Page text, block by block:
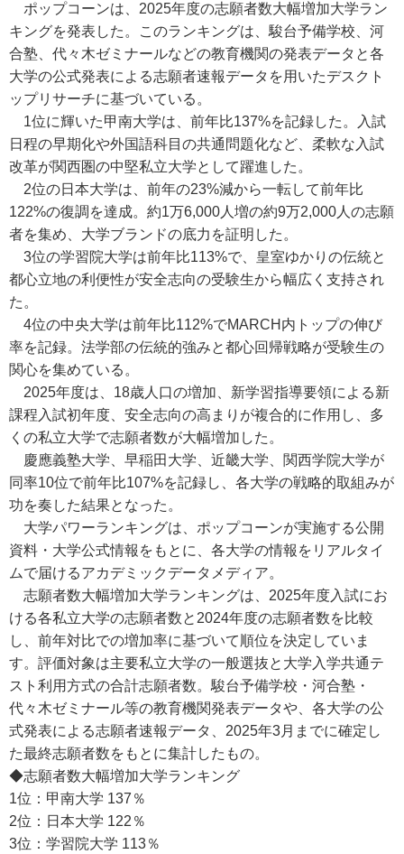
ポップコーンは、2025年度の志願者数大幅増加大学ラン
キングを発表した。このランキングは、駿台予備学校、河
合塾、代々木ゼミナールなどの教育機関の発表データと各
大学の公式発表による志願者速報データを用いたデスクト
ップリサーチに基づいている。
1位に輝いた甲南大学は、前年比137%を記録した。入試
日程の早期化や外国語科目の共通問題化など、柔軟な入試
改革が関西圏の中堅私立大学として躍進した。
2位の日本大学は、前年の23%減から一転して前年比
122%の復調を達成。約1万6,000人増の約9万2,000人の志願
者を集め、大学ブランドの底力を証明した。
3位の学習院大学は前年比113%で、皇室ゆかりの伝統と
都心立地の利便性が安全志向の受験生から幅広く支持され
た。
4位の中央大学は前年比112%でMARCH内トップの伸び
率を記録。法学部の伝統的強みと都心回帰戦略が受験生の
関心を集めている。
2025年度は、18歳人口の増加、新学習指導要領による新
課程入試初年度、安全志向の高まりが複合的に作用し、多
くの私立大学で志願者数が大幅増加した。
慶應義塾大学、早稲田大学、近畿大学、関西学院大学が
同率10位で前年比107%を記録し、各大学の戦略的取組みが
功を奏した結果となった。
大学パワーランキングは、ポップコーンが実施する公開
資料・大学公式情報をもとに、各大学の情報をリアルタイ
ムで届けるアカデミックデータメディア。
志願者数大幅増加大学ランキングは、2025年度入試にお
ける各私立大学の志願者数と2024年度の志願者数を比較
し、前年対比での増加率に基づいて順位を決定していま
す。評価対象は主要私立大学の一般選抜と大学入学共通テ
スト利用方式の合計志願者数。駿台予備学校・河合塾・
代々木ゼミナール等の教育機関発表データや、各大学の公
式発表による志願者速報データ、2025年3月までに確定し
た最終志願者数をもとに集計したもの。
◆志願者数大幅増加大学ランキング
1位：甲南大学 137％
2位：日本大学 122％
3位：学習院大学 113％